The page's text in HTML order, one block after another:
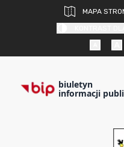
MAPA
biuletyn
informacji